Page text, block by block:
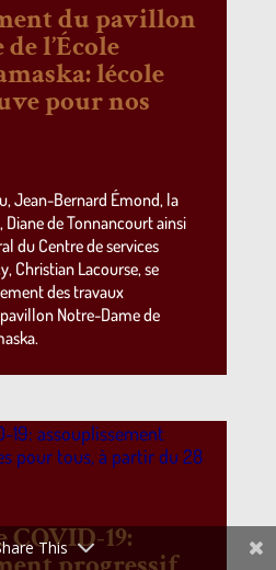
du pavillon
l’École
lécole
pour nos
Jean-Bernard Émond, la
Diane de Tonnancourt ainsi
du Centre de services
Christian Lacourse, se
des travaux
Notre-Dame de
COVID-19:
This